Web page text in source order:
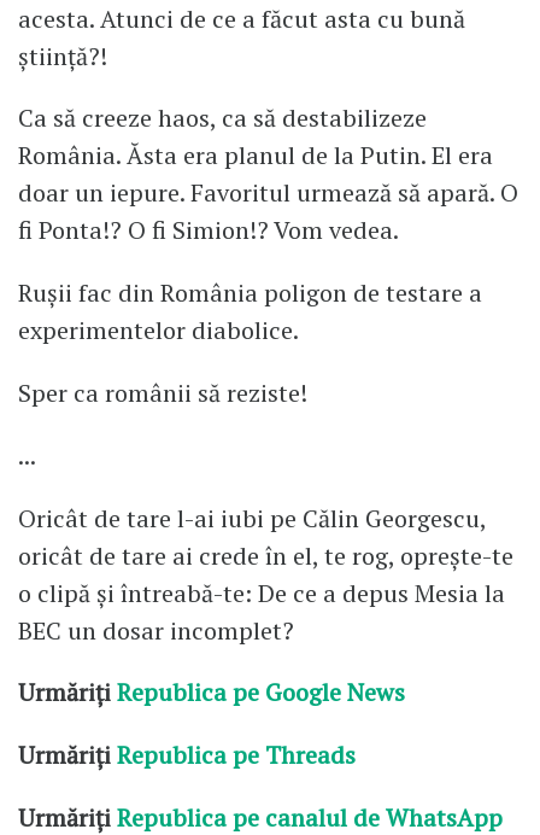
acesta. Atunci de ce a făcut asta cu bună
știință?!
Ca să creeze haos, ca să destabilizeze
România. Ăsta era planul de la Putin. El era
doar un iepure. Favoritul urmează să apară. O
fi Ponta!? O fi Simion!? Vom vedea.
Rușii fac din România poligon de testare a
experimentelor diabolice.
Sper ca românii să reziste!
...
Oricât de tare l-ai iubi pe Călin Georgescu,
oricât de tare ai crede în el, te rog, oprește-te
o clipă și întreabă-te: De ce a depus Mesia la
BEC un dosar incomplet?
UrmărițiRepublica pe Google News
UrmărițiRepublica pe Threads
UrmărițiRepublica pe canalul de WhatsApp